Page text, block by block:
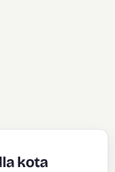
kota